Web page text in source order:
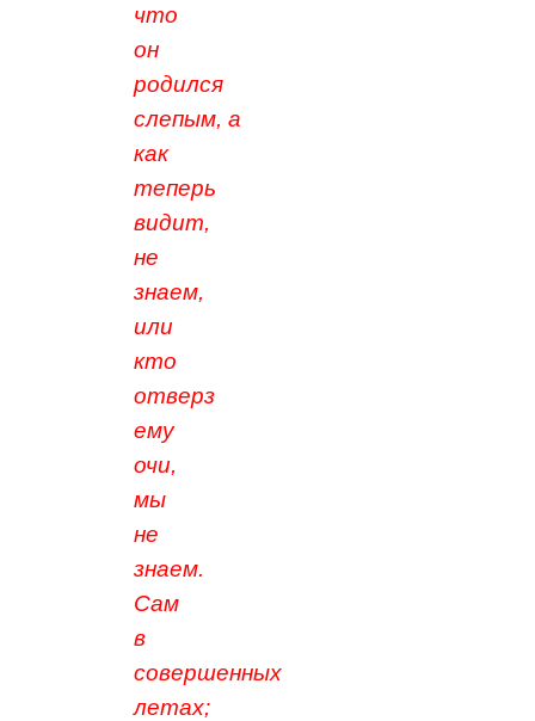
что
он
родился
слепым, а
как
теперь
видит,
не
знаем,
или
кто
отверз
ему
очи,
мы
не
знаем.
Сам
в
совершенных
летах;